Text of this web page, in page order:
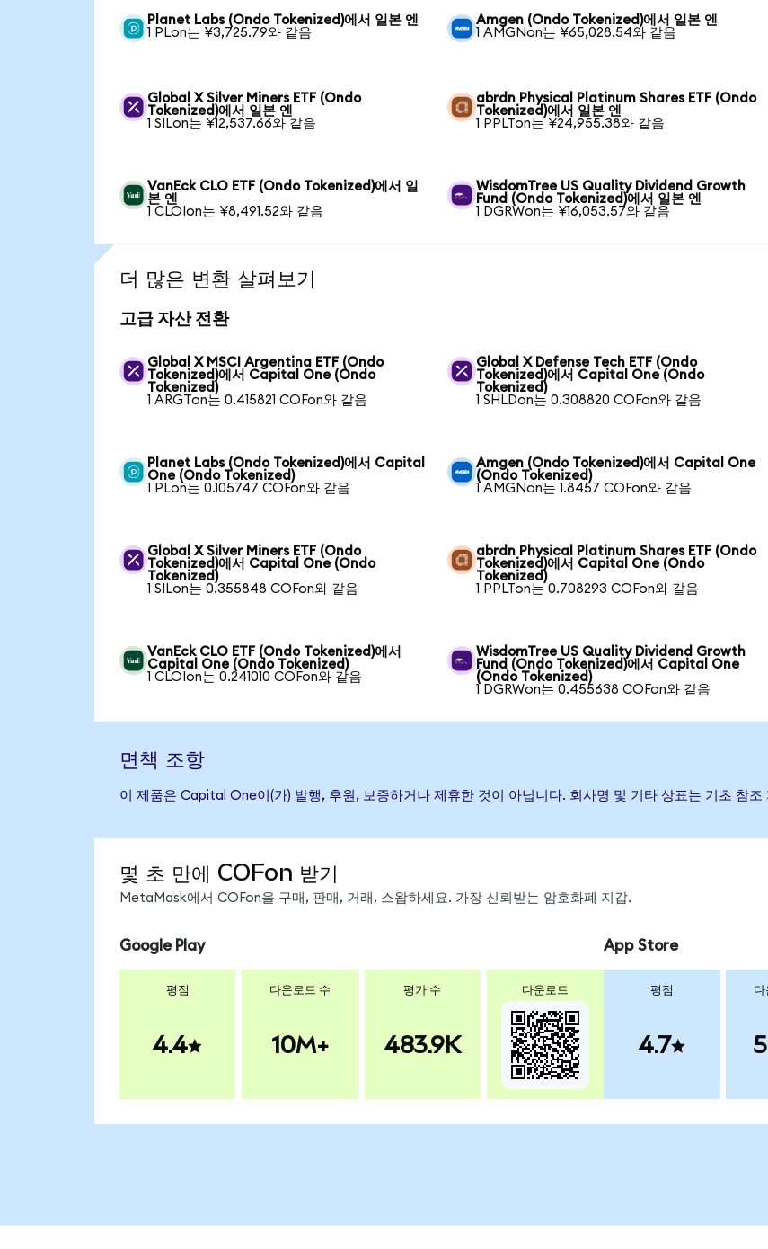
Planet Labs (Ondo Tokenized)에서 일본 엔
1 PLon는 ¥3,725.79와 같음
Amgen (Ondo Tokenized)에서 일본 엔
1 AMGNon는 ¥65,028.54와 같음
Global X Silver Miners ETF (Ondo
Tokenized)에서 일본 엔
1 SILon는 ¥12,537.66와 같음
abrdn Physical Platinum Shares ETF (Ondo
Tokenized)에서 일본 엔
1 PPLTon는 ¥24,955.38와 같음
VanEck CLO ETF (Ondo Tokenized)에서 일
본 엔
1 CLOIon는 ¥8,491.52와 같음
WisdomTree US Quality Dividend Growth
Fund (Ondo Tokenized)에서 일본 엔
1 DGRWon는 ¥16,053.57와 같음
더 많은 변환 살펴보기
고급 자산 전환
Global X MSCI Argentina ETF (Ondo
Tokenized)에서 Capital One (Ondo
Tokenized)
1 ARGTon는 0.415821 COFon와 같음
Global X Defense Tech ETF (Ondo
Tokenized)에서 Capital One (Ondo
Tokenized)
1 SHLDon는 0.308820 COFon와 같음
Planet Labs (Ondo Tokenized)에서 Capital
One (Ondo Tokenized)
1 PLon는 0.105747 COFon와 같음
Amgen (Ondo Tokenized)에서 Capital One
(Ondo Tokenized)
1 AMGNon는 1.8457 COFon와 같음
Global X Silver Miners ETF (Ondo
Tokenized)에서 Capital One (Ondo
Tokenized)
1 SILon는 0.355848 COFon와 같음
abrdn Physical Platinum Shares ETF (Ondo
Tokenized)에서 Capital One (Ondo
Tokenized)
1 PPLTon는 0.708293 COFon와 같음
VanEck CLO ETF (Ondo Tokenized)에서
Capital One (Ondo Tokenized)
1 CLOIon는 0.241010 COFon와 같음
WisdomTree US Quality Dividend Growth
Fund (Ondo Tokenized)에서 Capital One
(Ondo Tokenized)
1 DGRWon는 0.455638 COFon와 같음
면책 조항
이 제품은 Capital One이(가) 발행, 후원, 보증하거나 제휴한 것이 아닙니다. 회사명 및 기타 상표는 기초 참
몇 초 만에 COFon 받기
MetaMask에서 COFon을 구매, 판매, 거래, 스왑하세요. 가장 신뢰받는 암호화폐 지갑.
Google Play
평점
4.4
다운로드 수
10M+
평가 수
483.9K
다운로드
App Store
평점
4.7
다